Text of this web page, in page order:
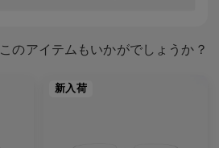
このアイテムもいかがでしょうか？
新入荷